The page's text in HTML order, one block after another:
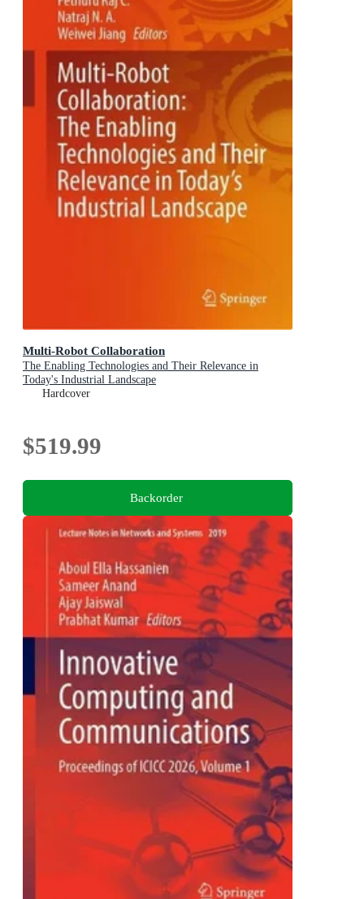
Multi-Robot Collaboration
The Enabling Technologies and Their Relevance in
Today's Industrial Landscape
Hardcover
$519.99
Backorder